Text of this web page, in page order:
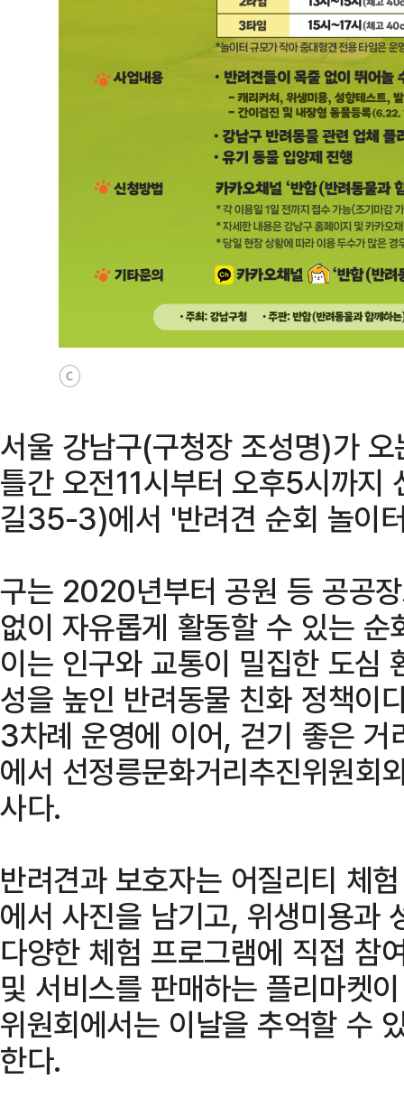
ⓒ
서울 강남구(구청장 조성명)가
틀간 오전11시부터 오후5시까
길35-3)에서 '반려견 순회 놀이
구는 2020년부터 공원 등 공공
없이 자유롭게 활동할 수 있는
이는 인구와 교통이 밀집한 도심
성을 높인 반려동물 친화 정책이
3차례 운영에 이어, 걷기 좋은
에서 선정릉문화거리추진위원회
사다.
반려견과 보호자는 어질리티 체
에서 사진을 남기고, 위생미용과
다양한 체험 프로그램에 직접 참
및 서비스를 판매하는 플리마켓
위원회에서는 이날을 추억할 수
한다.